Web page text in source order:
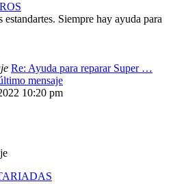
Siempre hay ayuda para
Re: Ayuda para reparar Super …
mensaje
10:20 pm